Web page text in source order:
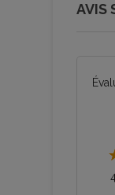
AVIS